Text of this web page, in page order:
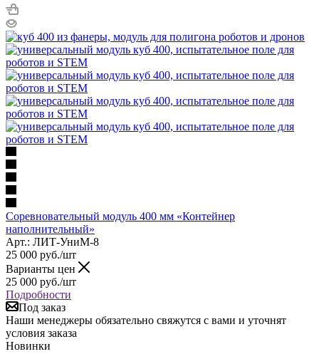
Соревновательный модуль 400 мм «Контейнер
наполнительный»
Арт.: ЛИТ-УниМ-8
25 000 руб./шт
Варианты цен
25 000 руб./шт
Подробности
Под заказ
Наши менеджеры обязательно свяжутся с вами и уточнят
условия заказа
Новинки